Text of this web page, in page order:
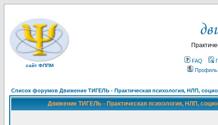
сайт ФППМ
FAQ
Профиль
Список форумов Движение ТИГЕЛЬ - Практическая психология, НЛП,
Движение ТИГЕЛЬ - Практическая психология, НЛП,